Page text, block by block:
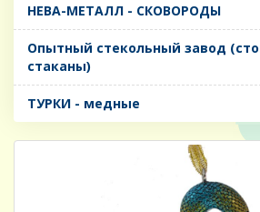
НЕВА-МЕТАЛЛ - СКОВОРОДЫ
Опытный стекольный завод
стаканы)
ТУРКИ - медные